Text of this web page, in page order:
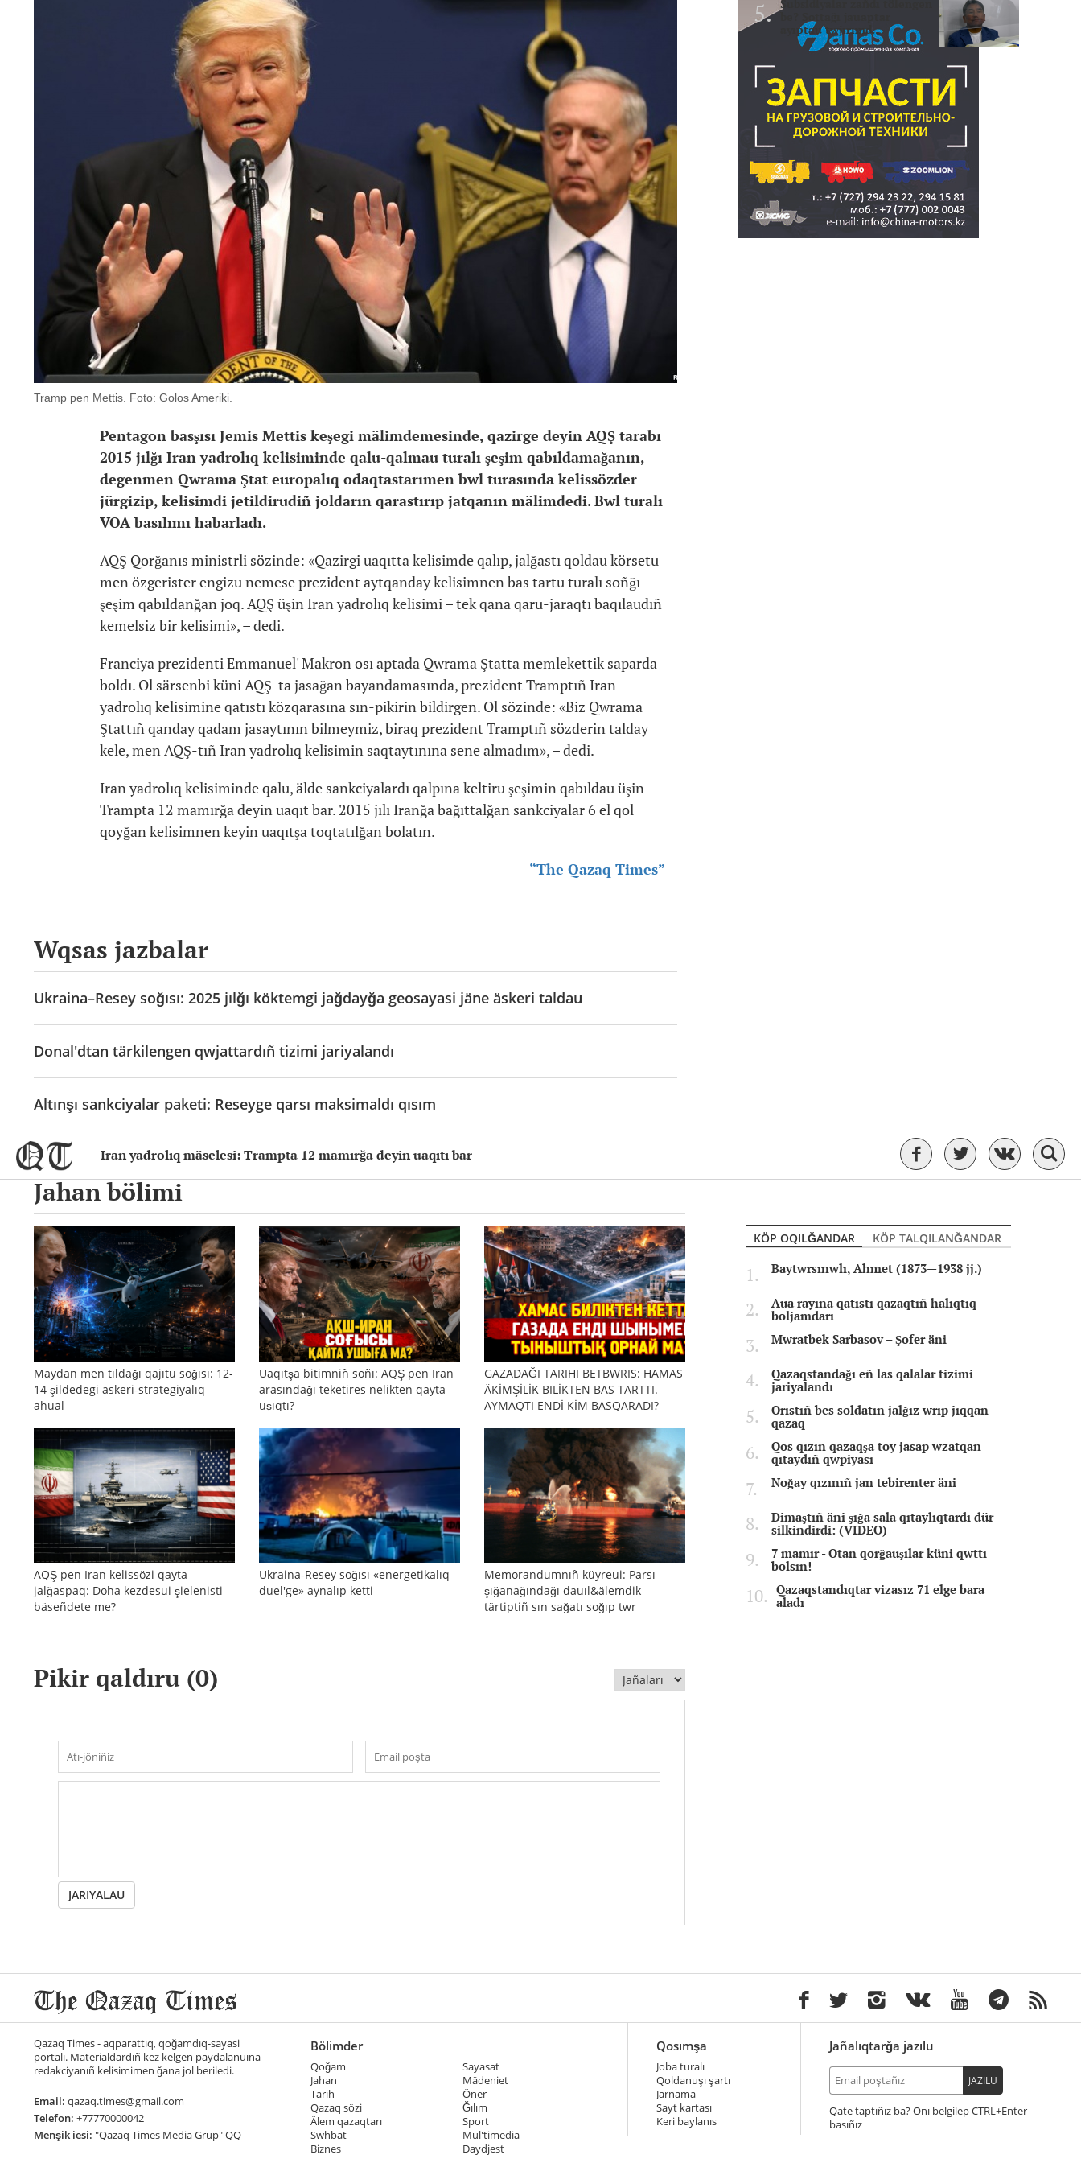
Iran yadrolıq mäselesi: Trampta 12 mamırğa deyin uaqıtı bar
Tramp pen Mettis. Foto: Golos Ameriki.
Pentagon basşısı Jemis Mettis keşegi mälimdemesinde, qazirge deyin AQŞ tarabı
2015 jılğı Iran yadrolıq kelisiminde qalu-qalmau turalı şeşim qabıldamağanın,
degenmen Qwrama Ştat europalıq odaqtastarımen bwl turasında kelissözder
jürgizip, kelisimdi jetildirudiñ joldarın qarastırıp jatqanın mälimdedi. Bwl turalı
VOA basılımı habarladı.
AQŞ Qorğanıs ministrli sözinde: «Qazirgi uaqıtta kelisimde qalıp, jalğastı qoldau körsetu
men özgerister engizu nemese prezident aytqanday kelisimnen bas tartu turalı soñğı
şeşim qabıldanğan joq. AQŞ üşin Iran yadrolıq kelisimi – tek qana qaru-jaraqtı baqılaudıñ
kemelsiz bir kelisimi», – dedi.
Franciya prezidenti Emmanuel' Makron osı aptada Qwrama Ştatta memlekettik saparda
boldı. Ol särsenbi küni AQŞ-ta jasağan bayandamasında, prezident Tramptıñ Iran
yadrolıq kelisimine qatıstı közqarasına sın-pikirin bildirgen. Ol sözinde: «Biz Qwrama
Ştattıñ qanday qadam jasaytının bilmeymiz, biraq prezident Tramptıñ sözderin talday
kele, men AQŞ-tıñ Iran yadrolıq kelisimin saqtaytınına sene almadım», – dedi.
Iran yadrolıq kelisiminde qalu, älde sankciyalardı qalpına keltiru şeşimin qabıldau üşin
Trampta 12 mamırğa deyin uaqıt bar. 2015 jılı Iranğa bağıttalğan sankciyalar 6 el qol
qoyğan kelisimnen keyin uaqıtşa toqtatılğan bolatın.
“The Qazaq Times”
Wqsas jazbalar
Ukraina–Resey soğısı: 2025 jılğı köktemgi jağdayğa geosayasi jäne äskeri taldau
Donal'dtan tärkilengen qwjattardıñ tizimi jariyalandı
Altınşı sankciyalar paketi: Reseyge qarsı maksimaldı qısım
Subsidiyalar zañdı tölengen
ayıptau twjırımd..
Jahan bölimi
Maydan men tıldağı qajıtu soğısı: 12-
14 şildedegi äskeri-strategiyalıq
ahual
Uaqıtşa bitimniñ soñı: AQŞ pen Iran
arasındağı teketires nelikten qayta
uşıqtı?
GAZADAĞI TARIHI BETBWRIS: HAMAS
ÄKİMŞİLİK BILİKTEN BAS TARTTI.
AYMAQTI ENDİ KİM BASQARADI?
AQŞ pen Iran kelissözi qayta
jalğaspaq: Doha kezdesui şielenisti
bäseñdete me?
Ukraina-Resey soğısı «energetikalıq
duel'ge» aynalıp ketti
Memorandumnıñ küyreui: Parsı
şığanağındağı dauıl&älemdik
tärtiptiñ sın sağatı soğıp twr
Pikir qaldıru (0)
JARIYALAU
KÖP OQILĞANDAR
KÖP TALQILANĞANDAR
Baytwrsınwlı, Ahmet (1873—1938 jj.)
Aua rayına qatıstı qazaqtıñ halıqtıq
boljamdarı
Mwratbek Sarbasov – Şofer äni
Qazaqstandağı eñ las qalalar tizimi
jariyalandı
Orıstıñ bes soldatın jalğız wrıp jıqqan
qazaq
Qos qızın qazaqşa toy jasap wzatqan
qıtaydıñ qwpiyası
Noğay qızınıñ jan tebirenter äni
Dimaştıñ äni şığa sala qıtaylıqtardı dür
silkindirdi: (VIDEO)
7 mamır - Otan qorğauşılar küni qwttı
bolsın!
Qazaqstandıqtar vizasız 71 elge bara
aladı
Qazaq Times - aqparattıq, qoğamdıq-sayasi
portalı. Materialdardıñ kez kelgen paydalanuına
redakciyanıñ kelisimimen ğana jol beriledi.
Email: qazaq.times@gmail.com
Telefon: +77770000042
Menşik iesi: "Qazaq Times Media Grup" QQ
Bölimder
Qoğam
Jahan
Tarih
Qazaq sözi
Älem qazaqtarı
Swhbat
Biznes
Sayasat
Mädeniet
Öner
Ğılım
Sport
Mul'timedia
Daydjest
Qosımşa
Joba turalı
Qoldanuşı şartı
Jarnama
Sayt kartası
Keri baylanıs
Jañalıqtarğa jazılu
JAZILU
Qate taptıñız ba? Onı belgilep
+Enter
basıñız